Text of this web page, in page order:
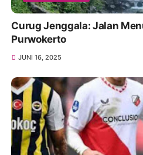
Curug Jenggala: Jalan
Purwokerto
JUNI 16, 2025